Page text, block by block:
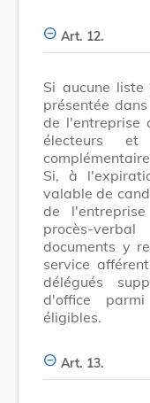
Art. 12.
Si aucune
présentée
de l'entreprise
électeurs
Si, à
valable de
de
procès-
documents y
service
délégués
d'office
éligibles.
Art. 13.